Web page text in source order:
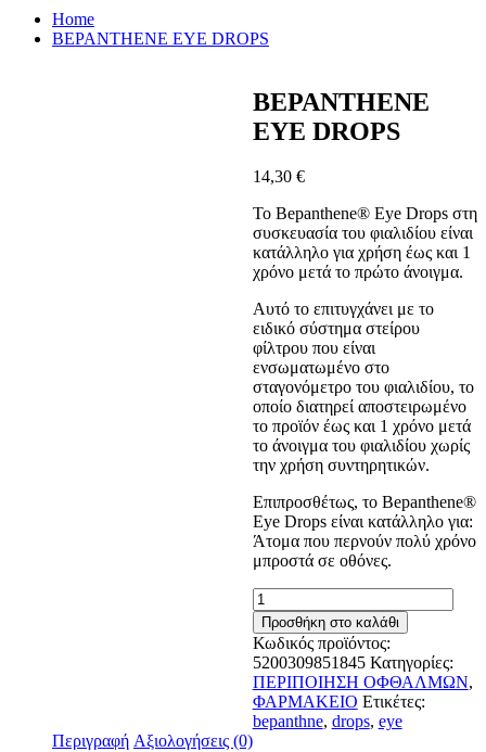
Home
BEPANTHENE EYE DROPS
BEPANTHENE
EYE DROPS
14,30 €
Το Bepanthene® Eye Drops στη
συσκευασία του φιαλιδίου είναι
κατάλληλο για χρήση έως και 1
χρόνο μετά το πρώτο άνοιγμα.
Αυτό το επιτυγχάνει με το
ειδικό σύστημα στείρου
φίλτρου που είναι
ενσωματωμένο στο
σταγονόμετρο του φιαλιδίου, το
οποίο διατηρεί αποστειρωμένο
το προϊόν έως και 1 χρόνο μετά
το άνοιγμα του φιαλιδίου χωρίς
την χρήση συντηρητικών.
Επιπροσθέτως, το Bepanthene®
Eye Drops είναι κατάλληλο για:
Άτομα που περνούν πολύ χρόνο
μπροστά σε οθόνες.
BEPANTHENE
EYE
DROPS
ποσότητα
Προσθήκη στο καλάθι
Κωδικός προϊόντος:
5200309851845 Κατηγορίες:
ΠΕΡΙΠΟΙΗΣΗ ΟΦΘΑΛΜΩΝ,
ΦΑΡΜΑΚΕΙΟ Ετικέτες:
bepanthne, drops, eye
Περιγραφή Αξιολογήσεις (0)